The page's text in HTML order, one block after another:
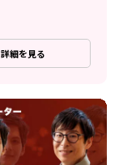
詳細を見る